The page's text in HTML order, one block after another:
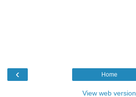
‹ Home
View web version